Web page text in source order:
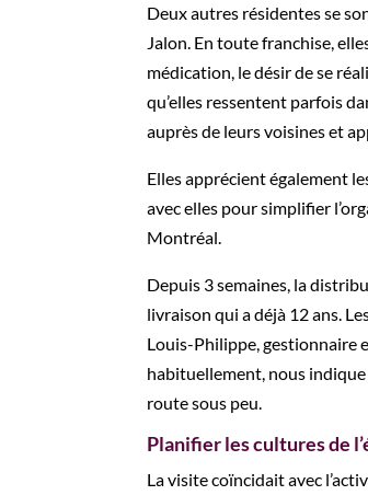
Deux autres résidentes se
Jalon. En toute franchise,
médication, le désir de se
qu’elles ressentent parfois
auprès de leurs voisines et
Elles apprécient également
avec elles pour simplifier
Montréal.
Depuis 3 semaines, la
livraison qui a déjà 12 ans.
Louis-Philippe, gestionnaire
habituellement, nous
route sous peu.
Planifier les cultures de
La visite coïncidait avec